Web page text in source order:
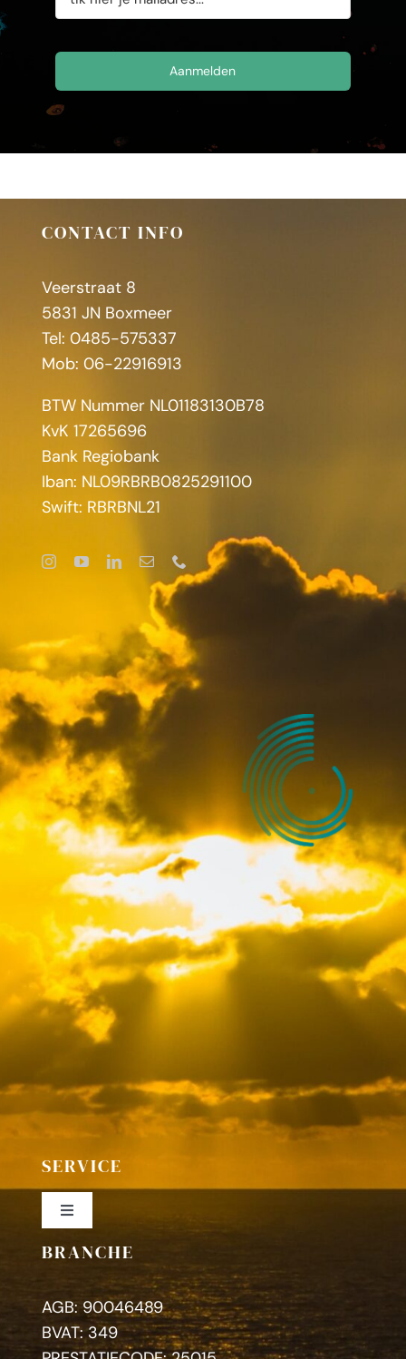
Aanmelden
CONTACT INFO
Veerstraat 8
5831 JN Boxmeer
Tel: 0485-575337
Mob: 06-22916913
BTW Nummer NL01183130B78
KvK 17265696
Bank Regiobank
Iban: NL09RBRB0825291100
Swift: RBRBNL21
SERVICE
Toggle
Colofon
Privacybeleid
BRANCHE
AGB: 90046489
BVAT: 349